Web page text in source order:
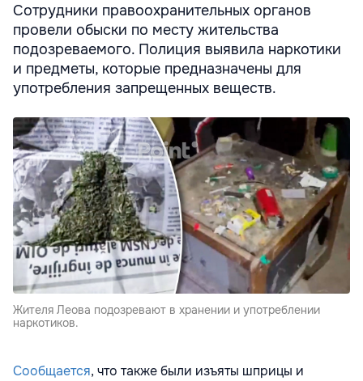
Сотрудники правоохранительных органов
провели обыски по месту жительства
подозреваемого. Полиция выявила наркотики
и предметы, которые предназначены для
употребления запрещенных веществ.
Жителя Леова подозревают в хранении и употреблении
наркотиков.
Сообщается, что также были изъяты шприцы и